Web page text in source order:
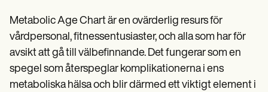
Metabolic Age Chart är en ovärderlig resurs för
vårdpersonal, fitnessentusiaster, och alla som har för
avsikt att gå till välbefinnande. Det fungerar som en
spegel som återspeglar komplikationerna i ens
metaboliska hälsa och blir därmed ett viktigt element i